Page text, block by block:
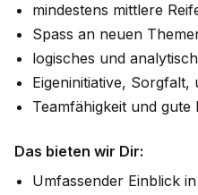
mindestens mittlere
Spass an neuen
logisches und
Eigeninitiative, Sorgfalt,
Teamfähigkeit und gute
Das bieten wir Dir:
Umfassender Einblick